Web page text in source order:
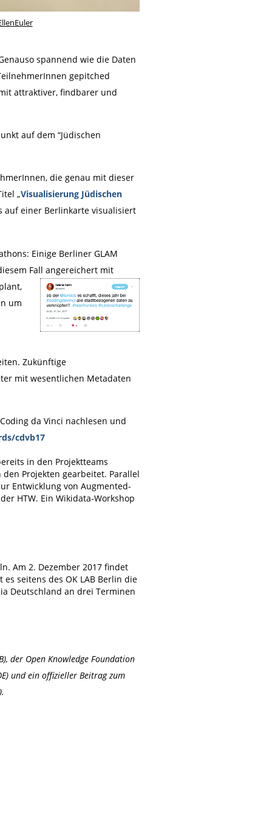
spannend wie die Daten
gepitched
attraktiver, findbarer und
auf dem “Jüdischen
die genau mit dieser
„Visualisierung Jüdischen
auf einer Berlinkarte visualisiert
Einige Berliner GLAM
Fall angereichert mit
um
Zukünftige
mit wesentlichen Metadaten
da Vinci nachlesen und
cdvb17
in den Projektteams
Projekten gearbeitet. Parallel
Entwicklung von Augmented-
HTW. Ein Wikidata-Workshop
Am 2. Dezember 2017 findet
seitens des OK LAB Berlin die
Deutschland an drei Terminen
der Open Knowledge Foundation
und ein offizieller Beitrag zum